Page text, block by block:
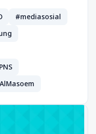
#mediasosial